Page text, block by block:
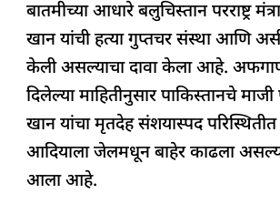
बातमीच्या आधारे बलुचिस्तान परराष्ट्र
खान यांची हत्या गुप्तचर संस्था आणि
केली असल्याचा दावा केला आहे.
दिलेल्या माहितीनुसार पाकिस्तानचे
खान यांचा मृतदेह संशयास्पद परिस्थितीत
आदियाला जेलमधून बाहेर काढला
आला आहे.